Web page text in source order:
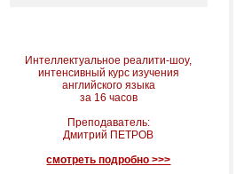
Интеллектуальное реалити-шоу,
интенсивный курс изучения
английского языка
за 16 часов
Преподаватель:
Дмитрий ПЕТРОВ
смотреть подробно >>>